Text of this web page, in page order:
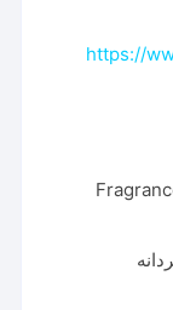
https://